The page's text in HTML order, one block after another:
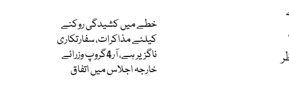
خطے میں کشیدگی روکنے
کیلئے مذاکرات، سفارتکاری
ناگزیر ہے، آر4گروپ وزرائے
خارجہ اجلاس میں اتفاق